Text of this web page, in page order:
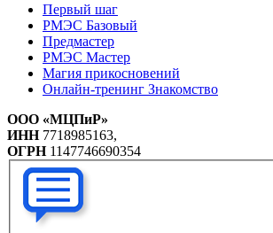
Первый шаг
РМЭС Базовый
Предмастер
РМЭС Мастер
Магия прикосновений
Онлайн-тренинг Знакомство
ООО «МЦПиР»
ИНН7718985163,
ОГРН1147746690354